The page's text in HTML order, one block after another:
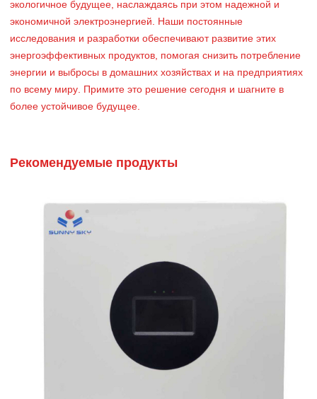
экологичное будущее, наслаждаясь при этом надежной и
экономичной электроэнергией. Наши постоянные
исследования и разработки обеспечивают развитие этих
энергоэффективных продуктов, помогая снизить потребление
энергии и выбросы в домашних хозяйствах и на предприятиях
по всему миру. Примите это решение сегодня и шагните в
более устойчивое будущее.
Рекомендуемые продукты